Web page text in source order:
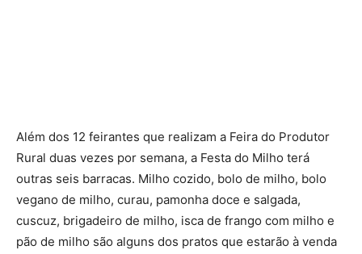
Além dos 12 feirantes que realizam a Feira do Produtor
Rural duas vezes por semana, a Festa do Milho terá
outras seis barracas. Milho cozido, bolo de milho, bolo
vegano de milho, curau, pamonha doce e salgada,
cuscuz, brigadeiro de milho, isca de frango com milho e
pão de milho são alguns dos pratos que estarão à venda